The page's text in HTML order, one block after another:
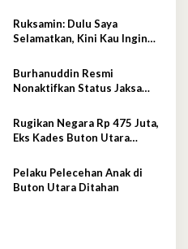
Ruksamin: Dulu Saya
Selamatkan, Kini Kau Ingin
Burhanuddin Resmi
Nonaktifkan Status Jaksa
Rugikan Negara Rp 475 Juta,
Eks Kades Buton Utara
Pelaku Pelecehan Anak di
Buton Utara Ditahan